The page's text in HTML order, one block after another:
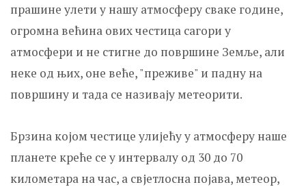
прашине улети у нашу атмосферу сваке године,
огромна већина ових честица сагори у
атмосфери и не стигне до површине Земље, али
неке од њих, оне веће, "преживе" и падну на
површину и тада се називају метеорити.
Брзина којом честице улијећу у атмосферу наше
планете креће се у интервалу од 30 до 70
километара на час, а свјетлосна појава, метеор,